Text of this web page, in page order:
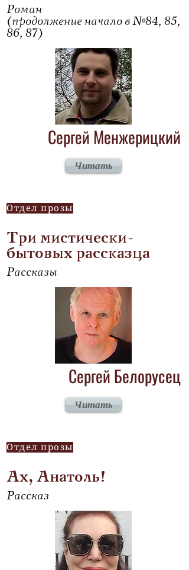
Роман
(продолжение начало в №84, 85,
86, 87)
Сергей Менжерицкий
Читать
Отдел прозы
Три мистически-
бытовых рассказца
Рассказы
Сергей Белорусец
Читать
Отдел прозы
Ах, Анатоль!
Рассказ